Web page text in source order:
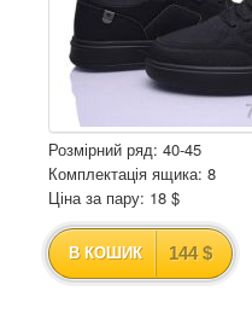
Розмірний ряд: 40-45
Комплектація ящика: 8
Ціна за пару: 18 $
В КОШИК 144 $